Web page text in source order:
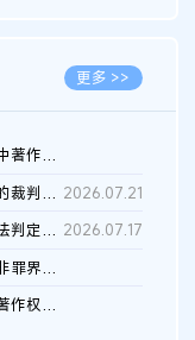
更多 >>
人工智能大模型训练中著作权的合理使用
2026.07.28
数据权益竞争法保护的裁判路径构建 2026.07.21
平行进口商标侵权司法判定规则的困境与纾解 2026.07.17
商标犯罪法益及罪与非罪界限研究
人工智能生成内容的著作权司法认定：演进逻辑、现实困境与规则建...